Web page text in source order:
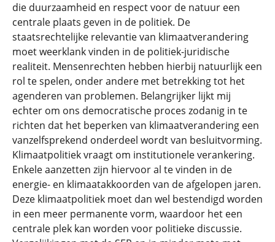
die duurzaamheid en respect voor de natuur een
centrale plaats geven in de politiek. De
staatsrechtelijke relevantie van klimaatverandering
moet weerklank vinden in de politiek-juridische
realiteit. Mensenrechten hebben hierbij natuurlijk een
rol te spelen, onder andere met betrekking tot het
agenderen van problemen. Belangrijker lijkt mij
echter om ons democratische proces zodanig in te
richten dat het beperken van klimaatverandering een
vanzelfsprekend onderdeel wordt van besluitvorming.
Klimaatpolitiek vraagt om institutionele verankering.
Enkele aanzetten zijn hiervoor al te vinden in de
energie- en klimaatakkoorden van de afgelopen jaren.
Deze klimaatpolitiek moet dan wel bestendigd worden
in een meer permanente vorm, waardoor het een
centrale plek kan worden voor politieke discussie.